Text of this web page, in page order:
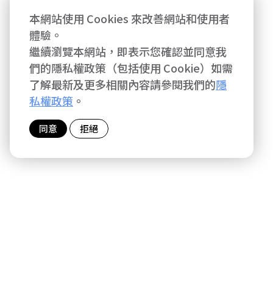
本網站使用 Cookies 來改善網站和使用者
體驗。
繼續瀏覽本網站，即表示您確認並同意我
們的隱私權政策（包括使用 Cookie）如需
了解最新及更多相關內容請參閱我們的隱
私權政策 。
同意 拒絕